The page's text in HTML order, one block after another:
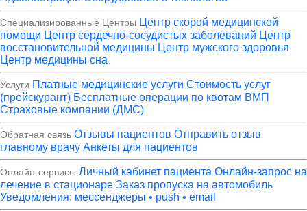
Специализированные Центры Центр скорой медицинской
помощи Центр сердечно-сосудистых заболеваний Центр
восстановительной медицины Центр мужского здоровья
Центр медицины сна
Услуги Платные медицинские услуги Стоимость услуг
(прейскурант) Бесплатные операции по квотам ВМП
Страховые компании (ДМС)
Обратная связь Отзывы пациентов Отправить отзыв
главному врачу Анкеты для пациентов
Онлайн-сервисы Личный кабинет пациента Онлайн-запрос на
лечение в стационаре Заказ пропуска на автомобиль
Уведомления: мессенджеры • push • email